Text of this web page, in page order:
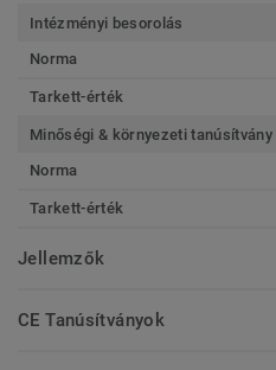
Intézményi besorolás
Norma
Tarkett-érték
Minőségi & környezeti tanúsítvány
Norma
Tarkett-érték
Jellemzők
CE Tanúsítványok